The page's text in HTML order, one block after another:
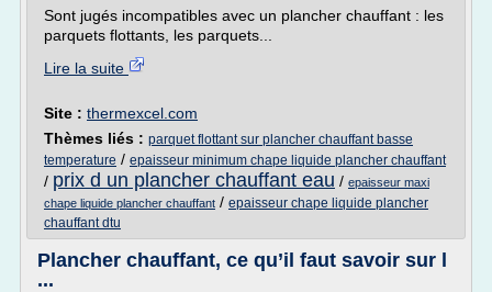
Sont jugés incompatibles avec un plancher chauffant : les
parquets flottants, les parquets...
Lire la suite
Site : thermexcel.com
Thèmes liés : parquet flottant sur plancher chauffant basse
temperature / epaisseur minimum chape liquide plancher chauffant
/ prix d un plancher chauffant eau / epaisseur maxi
chape liquide plancher chauffant / epaisseur chape liquide plancher
chauffant dtu
Plancher chauffant, ce qu’il faut savoir sur l
...